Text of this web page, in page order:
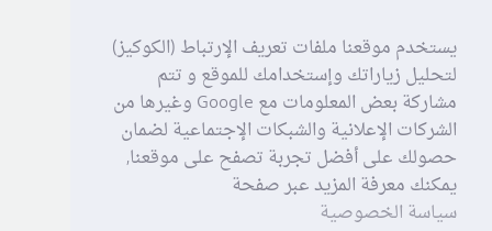
يستخدم موقعنا ملفات تعريف الإرتباط (الكوكيز)
لتحليل زياراتك وإستخدامك للموقع و تتم
مشاركة بعض المعلومات مع Google وغيرها من
الشركات الإعلانية والشبكات الإجتماعية لضمان
حصولك على أفضل تجربة تصفح على موقعنا,
يمكنك معرفة المزيد عبر صفحة
سياسة الخصوصية